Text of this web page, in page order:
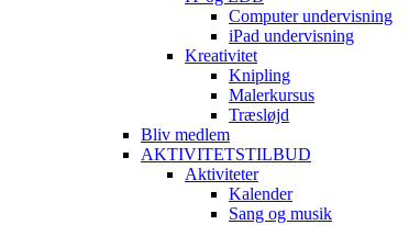
Computer undervisning
iPad undervisning
Kreativitet
Knipling
Malerkursus
Træsløjd
Bliv medlem
AKTIVITETSTILBUD
Aktiviteter
Kalender
Sang og musik